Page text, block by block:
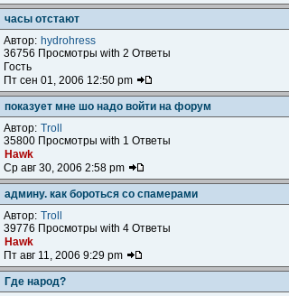
часы отстают
Автор: hydrohress
36756 Просмотры with 2 Ответы
Гость
Пт сен 01, 2006 12:50 pm
показует мне шо надо войти на форум
Автор: Troll
35800 Просмотры with 1 Ответы
Hawk
Ср авг 30, 2006 2:58 pm
админу. как бороться со спамерами
Автор: Troll
39776 Просмотры with 4 Ответы
Hawk
Пт авг 11, 2006 9:29 pm
Где народ?